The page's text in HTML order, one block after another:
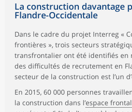
La construction davantage
Flandre-Occidentale
Dans le cadre du projet Interreg «
frontières », trois secteurs
transfrontalier ont été identifiés en
des difficultés de recrutement en
secteur de la construction est l’un
En 2015, 60 000 personnes
la construction dans l’espace